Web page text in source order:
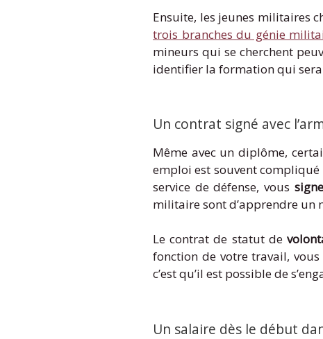
Ensuite, les jeunes militaires
trois branches du génie
mineurs qui se cherchent
identifier la formation qui
Un contrat signé avec
Même avec un diplôme,
emploi est souvent compliqué
service de défense, vous
militaire sont d’apprendre un
Le contrat de statut de
fonction de votre travail,
c’est qu’il est possible de
Un salaire dès le début